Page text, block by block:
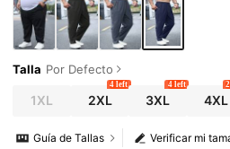
Talla Por Defecto
1XL 2XL
4 left
3XL
4 left
4XL
Verificar mi
Guía de Tallas